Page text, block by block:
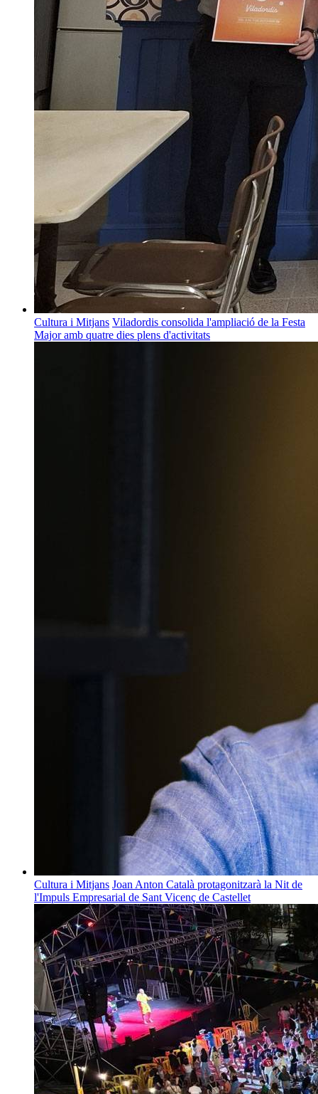
Cultura i Mitjans Viladordis consolida l'ampliació de la Festa
Major amb quatre dies plens d'activitats
Cultura i Mitjans Joan Anton Català protagonitzarà la Nit de
l'Impuls Empresarial de Sant Vicenç de Castellet